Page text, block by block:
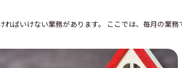
ればいけない業務があります。 ここでは、毎月の業務